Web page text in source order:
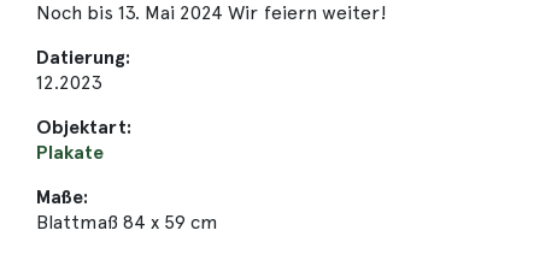
Noch bis 13. Mai 2024 Wir feiern weiter!
Datierung:
12.2023
Objektart:
Plakate
Maße:
Blattmaß 84 x 59 cm